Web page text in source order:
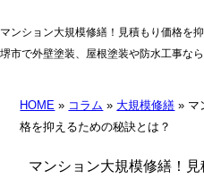
マンション大規模修繕！見積もり価格を
堺市で外壁塗装、屋根塗装や防水工事な
HOME » コラム » 大規模修繕 » マ
格を抑えるための秘訣とは？
マンション大規模修繕！